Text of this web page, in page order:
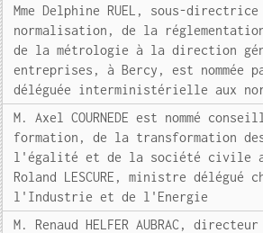
Mme Delphine RUEL, sous-
normalisation, de la
de la métrologie à la direction
entreprises, à Bercy, est nommée
déléguée interministérielle aux
M. Axel COURNEDE est nommé
formation, de la transformation des
l'égalité et de la société civile
Roland LESCURE, ministre délégué
l'Industrie et de l'Energie
M. Renaud HELFER AUBRAC,